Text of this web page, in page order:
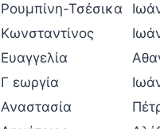
Ρουμπίνη-Τσέσικα
Κωνσταντίνος
Ευαγγελία
Γ εωργία
Αναστασία